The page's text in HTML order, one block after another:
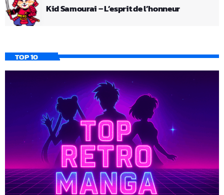
Kid Samourai – L’esprit de l’honneur
TOP 10